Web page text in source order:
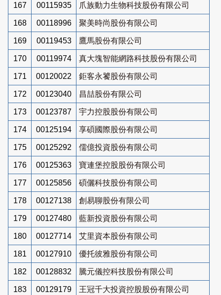
167 00115935 爪族動力生物科技股份有限公司
168 00118996 聚美時尚股份有限公司
169 00119453 鷹馬股份有限公司
170 00119974 真大塊智能網路科技股份有限公司
171 00120022 鉅客永饕股份有限公司
172 00123040 昌喆股份有限公司
173 00123787 宇力控股股份有限公司
174 00125194 享碩國際股份有限公司
175 00125292 儒億投資股份有限公司
176 00125363 寶連堡控股股份有限公司
177 00125856 碩儷科技股份有限公司
178 00127138 創易聊股份有限公司
179 00127480 藍新投資股份有限公司
180 00127714 艾里資本股份有限公司
181 00127910 優托彼雅股份有限公司
182 00128832 騰元儀控科技股份有限公司
183 00129179 王冠千大投資控股股份有限公司